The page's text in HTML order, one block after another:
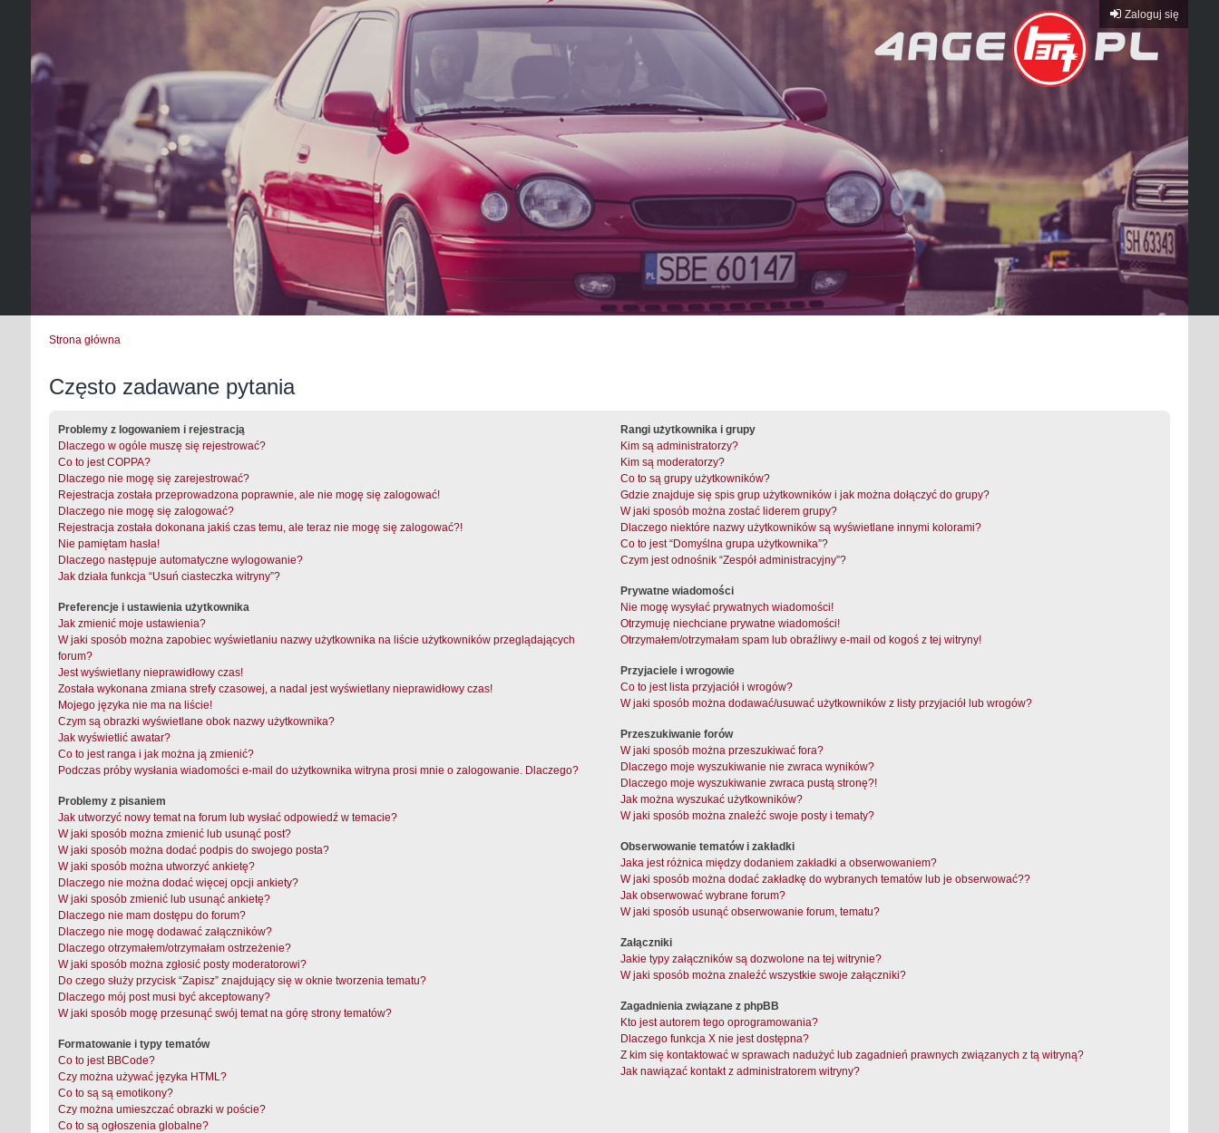
Zaloguj się
Strona główna
Często zadawane pytania
Problemy z logowaniem i rejestracją
Dlaczego w ogóle muszę się rejestrować?
Co to jest COPPA?
Dlaczego nie mogę się zarejestrować?
Rejestracja została przeprowadzona poprawnie, ale nie mogę się zalogować!
Dlaczego nie mogę się zalogować?
Rejestracja została dokonana jakiś czas temu, ale teraz nie mogę się zalogować?!
Nie pamiętam hasła!
Dlaczego następuje automatyczne wylogowanie?
Jak działa funkcja “Usuń ciasteczka witryny”?
Preferencje i ustawienia użytkownika
Jak zmienić moje ustawienia?
W jaki sposób można zapobiec wyświetlaniu nazwy użytkownika na liście użytkowników przeglądających
forum?
Jest wyświetlany nieprawidłowy czas!
Została wykonana zmiana strefy czasowej, a nadal jest wyświetlany nieprawidłowy czas!
Mojego języka nie ma na liście!
Czym są obrazki wyświetlane obok nazwy użytkownika?
Jak wyświetlić awatar?
Co to jest ranga i jak można ją zmienić?
Podczas próby wysłania wiadomości e-mail do użytkownika witryna prosi mnie o zalogowanie. Dlaczego?
Problemy z pisaniem
Jak utworzyć nowy temat na forum lub wysłać odpowiedź w temacie?
W jaki sposób można zmienić lub usunąć post?
W jaki sposób można dodać podpis do swojego posta?
W jaki sposób można utworzyć ankietę?
Dlaczego nie można dodać więcej opcji ankiety?
W jaki sposób zmienić lub usunąć ankietę?
Dlaczego nie mam dostępu do forum?
Dlaczego nie mogę dodawać załączników?
Dlaczego otrzymałem/otrzymałam ostrzeżenie?
W jaki sposób można zgłosić posty moderatorowi?
Do czego służy przycisk “Zapisz” znajdujący się w oknie tworzenia tematu?
Dlaczego mój post musi być akceptowany?
W jaki sposób mogę przesunąć swój temat na górę strony tematów?
Formatowanie i typy tematów
Co to jest BBCode?
Czy można używać języka HTML?
Co to są są emotikony?
Czy można umieszczać obrazki w poście?
Co to są ogłoszenia globalne?
Rangi użytkownika i grupy
Kim są administratorzy?
Kim są moderatorzy?
Co to są grupy użytkowników?
Gdzie znajduje się spis grup użytkowników i jak można dołączyć do grupy?
W jaki sposób można zostać liderem grupy?
Dlaczego niektóre nazwy użytkowników są wyświetlane innymi kolorami?
Co to jest “Domyślna grupa użytkownika”?
Czym jest odnośnik “Zespół administracyjny”?
Prywatne wiadomości
Nie mogę wysyłać prywatnych wiadomości!
Otrzymuję niechciane prywatne wiadomości!
Otrzymałem/otrzymałam spam lub obraźliwy e-mail od kogoś z tej witryny!
Przyjaciele i wrogowie
Co to jest lista przyjaciół i wrogów?
W jaki sposób można dodawać/usuwać użytkowników z listy przyjaciół lub wrogów?
Przeszukiwanie forów
W jaki sposób można przeszukiwać fora?
Dlaczego moje wyszukiwanie nie zwraca wyników?
Dlaczego moje wyszukiwanie zwraca pustą stronę?!
Jak można wyszukać użytkowników?
W jaki sposób można znaleźć swoje posty i tematy?
Obserwowanie tematów i zakładki
Jaka jest różnica między dodaniem zakładki a obserwowaniem?
W jaki sposób można dodać zakładkę do wybranych tematów lub je obserwować??
Jak obserwować wybrane forum?
W jaki sposób usunąć obserwowanie forum, tematu?
Załączniki
Jakie typy załączników są dozwolone na tej witrynie?
W jaki sposób można znaleźć wszystkie swoje załączniki?
Zagadnienia związane z phpBB
Kto jest autorem tego oprogramowania?
Dlaczego funkcja X nie jest dostępna?
Z kim się kontaktować w sprawach nadużyć lub zagadnień prawnych związanych z tą witryną?
Jak nawiązać kontakt z administratorem witryny?